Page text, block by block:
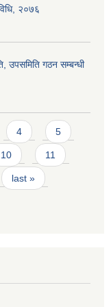
२०७६
उपसमिति गठन सम्बन्धी
4 5
10 11
last »